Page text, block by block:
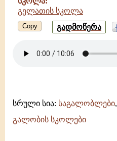
გელათის სკოლა
Copy გადმოწერა
სრული სია: საგალობლები,
გალობის სკოლები